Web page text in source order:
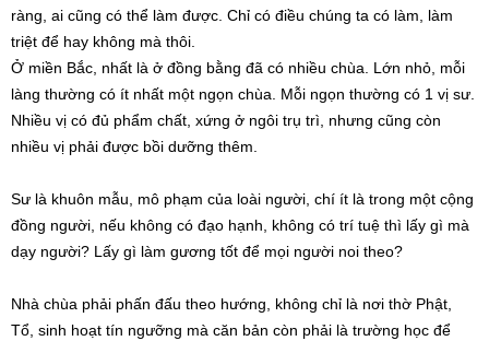
ràng, ai cũng có thể làm được. Chỉ có điều chúng ta có làm, làm
triệt để hay không mà thôi.
Ở miền Bắc, nhất là ở đồng bằng đã có nhiều chùa. Lớn nhỏ, mỗi
làng thường có ít nhất một ngọn chùa. Mỗi ngọn thường có 1 vị sư.
Nhiều vị có đủ phẩm chất, xứng ở ngôi trụ trì, nhưng cũng còn
nhiều vị phải được bồi dưỡng thêm.
Sư là khuôn mẫu, mô phạm của loài người, chí ít là trong một cộng
đồng người, nếu không có đạo hạnh, không có trí tuệ thì lấy gì mà
dạy người? Lấy gì làm gương tốt để mọi người noi theo?
Nhà chùa phải phấn đấu theo hướng, không chỉ là nơi thờ Phật,
Tổ, sinh hoạt tín ngưỡng mà căn bản còn phải là trường học để